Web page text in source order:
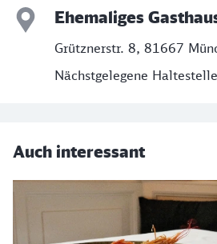
Ehemaliges
Grütznerstr. 8, 81667
Nächstgelegene
Auch interessant